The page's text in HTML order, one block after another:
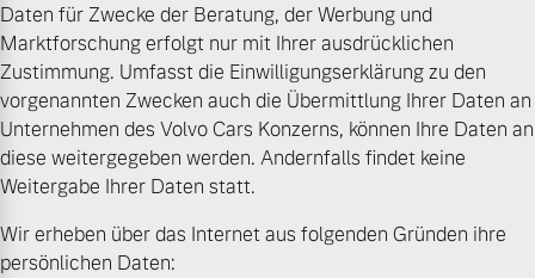
Volvo Selekt
Gebrauchtwagen
Die Neuwagenalternative
Mehr erfahren
Editionsmodelle
Frühjahrscheck
Entdecken Sie unsere
saisonalen Angebote.
Mehr erfahren
Finanzierung & Leasing
Daten für Zwecke der Beratung, der Werbung und
Marktforschung erfolgt nur mit Ihrer ausdrücklichen
Zustimmung. Umfasst die Einwilligungserklärung zu den
vorgenannten Zwecken auch die Übermittlung Ihrer Daten an
Unternehmen des Volvo Cars Konzerns, können Ihre Daten an
diese weitergegeben werden. Andernfalls findet keine
Weitergabe Ihrer Daten statt.
Wir erheben über das Internet aus folgenden Gründen ihre
persönlichen Daten: